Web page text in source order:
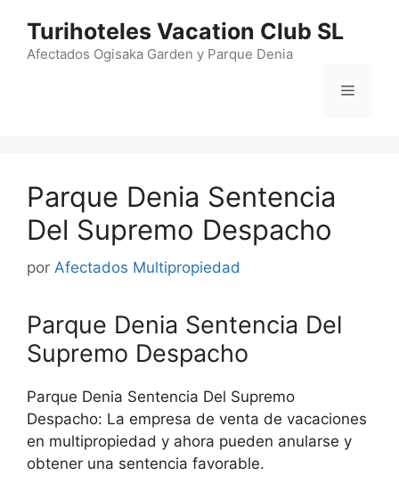
contenido
Turihoteles Vacation Club SL
Afectados Ogisaka Garden y Parque Denia
Menú
Parque Denia Sentencia
Del Supremo Despacho
por Afectados Multipropiedad
Parque Denia Sentencia Del
Supremo Despacho
Parque Denia Sentencia Del Supremo
Despacho: La empresa de venta de vacaciones
en multipropiedad y ahora pueden anularse y
obtener una sentencia favorable.